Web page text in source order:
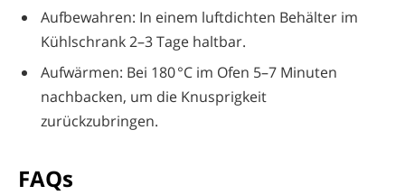
Aufbewahren: In einem luftdichten Behälter im
Kühlschrank 2–3 Tage haltbar.
Aufwärmen: Bei 180 °C im Ofen 5–7 Minuten
nachbacken, um die Knusprigkeit
zurückzubringen.
FAQs